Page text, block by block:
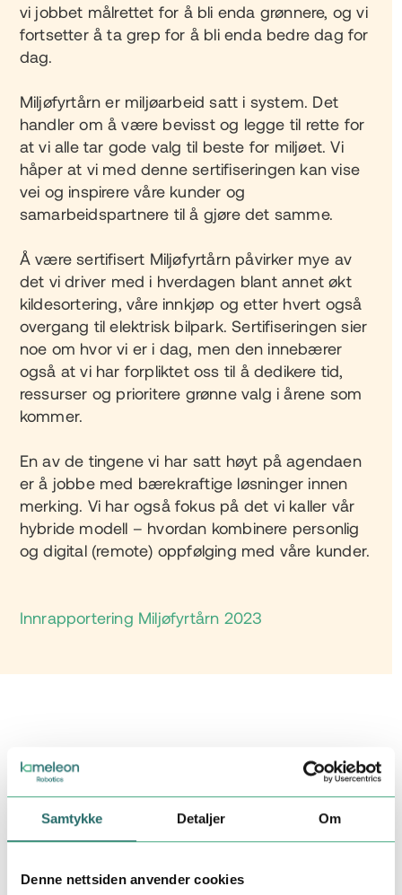
Samtykke Detaljer Om
Denne nettsiden anvender cookies
vi jobbet målrettet for å bli enda grønnere, og vi
fortsetter å ta grep for å bli enda bedre dag for
dag.
Miljøfyrtårn er miljøarbeid satt i system. Det
handler om å være bevisst og legge til rette for
at vi alle tar gode valg til beste for miljøet. Vi
håper at vi med denne sertifiseringen kan vise
vei og inspirere våre kunder og
samarbeidspartnere til å gjøre det samme.
Å være sertifisert Miljøfyrtårn påvirker mye av
det vi driver med i hverdagen blant annet økt
kildesortering, våre innkjøp og etter hvert også
overgang til elektrisk bilpark. Sertifiseringen sier
noe om hvor vi er i dag, men den innebærer
også at vi har forpliktet oss til å dedikere tid,
ressurser og prioritere grønne valg i årene som
kommer.
En av de tingene vi har satt høyt på agendaen
er å jobbe med bærekraftige løsninger innen
merking. Vi har også fokus på det vi kaller vår
hybride modell – hvordan kombinere personlig
og digital (remote) oppfølging med våre kunder.
Innrapportering Miljøfyrtårn 2023